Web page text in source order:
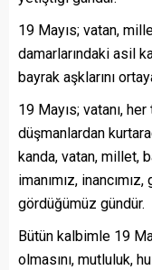
19 Mayıs; vatan,
damarlarındaki asil
bayrak aşklarını
19 Mayıs; vatanı,
düşmanlardan
kanda, vatan, millet,
imanımız,
gördüğümüz gündür.
Bütün kalbimle 19
olmasını, mutluluk,